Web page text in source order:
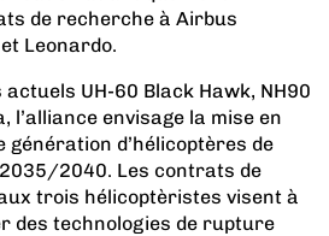
de recherche à Airbus
Leonardo.
UH-60 Black Hawk, NH90
l’alliance envisage la mise en
génération d’hélicoptères de
2040. Les contrats de
trois hélicoptèristes visent à
des technologies de rupture